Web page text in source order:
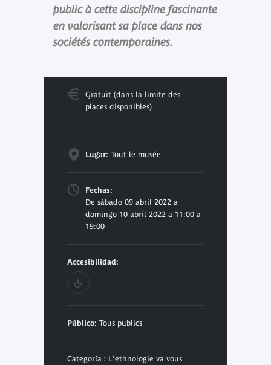
public à cette discipline fascinante
en valorisant sa place dans nos
sociétés contemporaines.
Gratuit (dans la limite des
places disponibles)
Lugar: Tout le musée
Fechas:
De sábado 09 abril 2022 a
domingo 10 abril 2022 a 11:00 a
19:00
Accesibilidad:
Público: Tous publics
Categoría : L'ethnologie va vous